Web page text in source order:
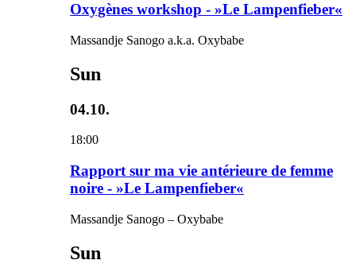
Oxygènes workshop - »Le Lampenfieber«
Massandje Sanogo a.k.a. Oxybabe
Sun
04.10.
18:00
Rapport sur ma vie antérieure de femme
noire - »Le Lampenfieber«
Massandje Sanogo – Oxybabe
Sun